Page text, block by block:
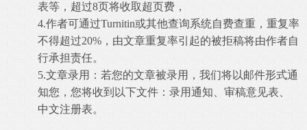
表等，超过8页将收取超页费，
4.作者可通过Turnitin或其他查询系统自费查重，重复率
不得超过20%，由文章重复率引起的被拒稿将由作者自
行承担责任。
5.文章录用：若您的文章被录用，我们将以邮件形式通
知您，您将收到以下文件：录用通知、审稿意见表、
中文注册表。